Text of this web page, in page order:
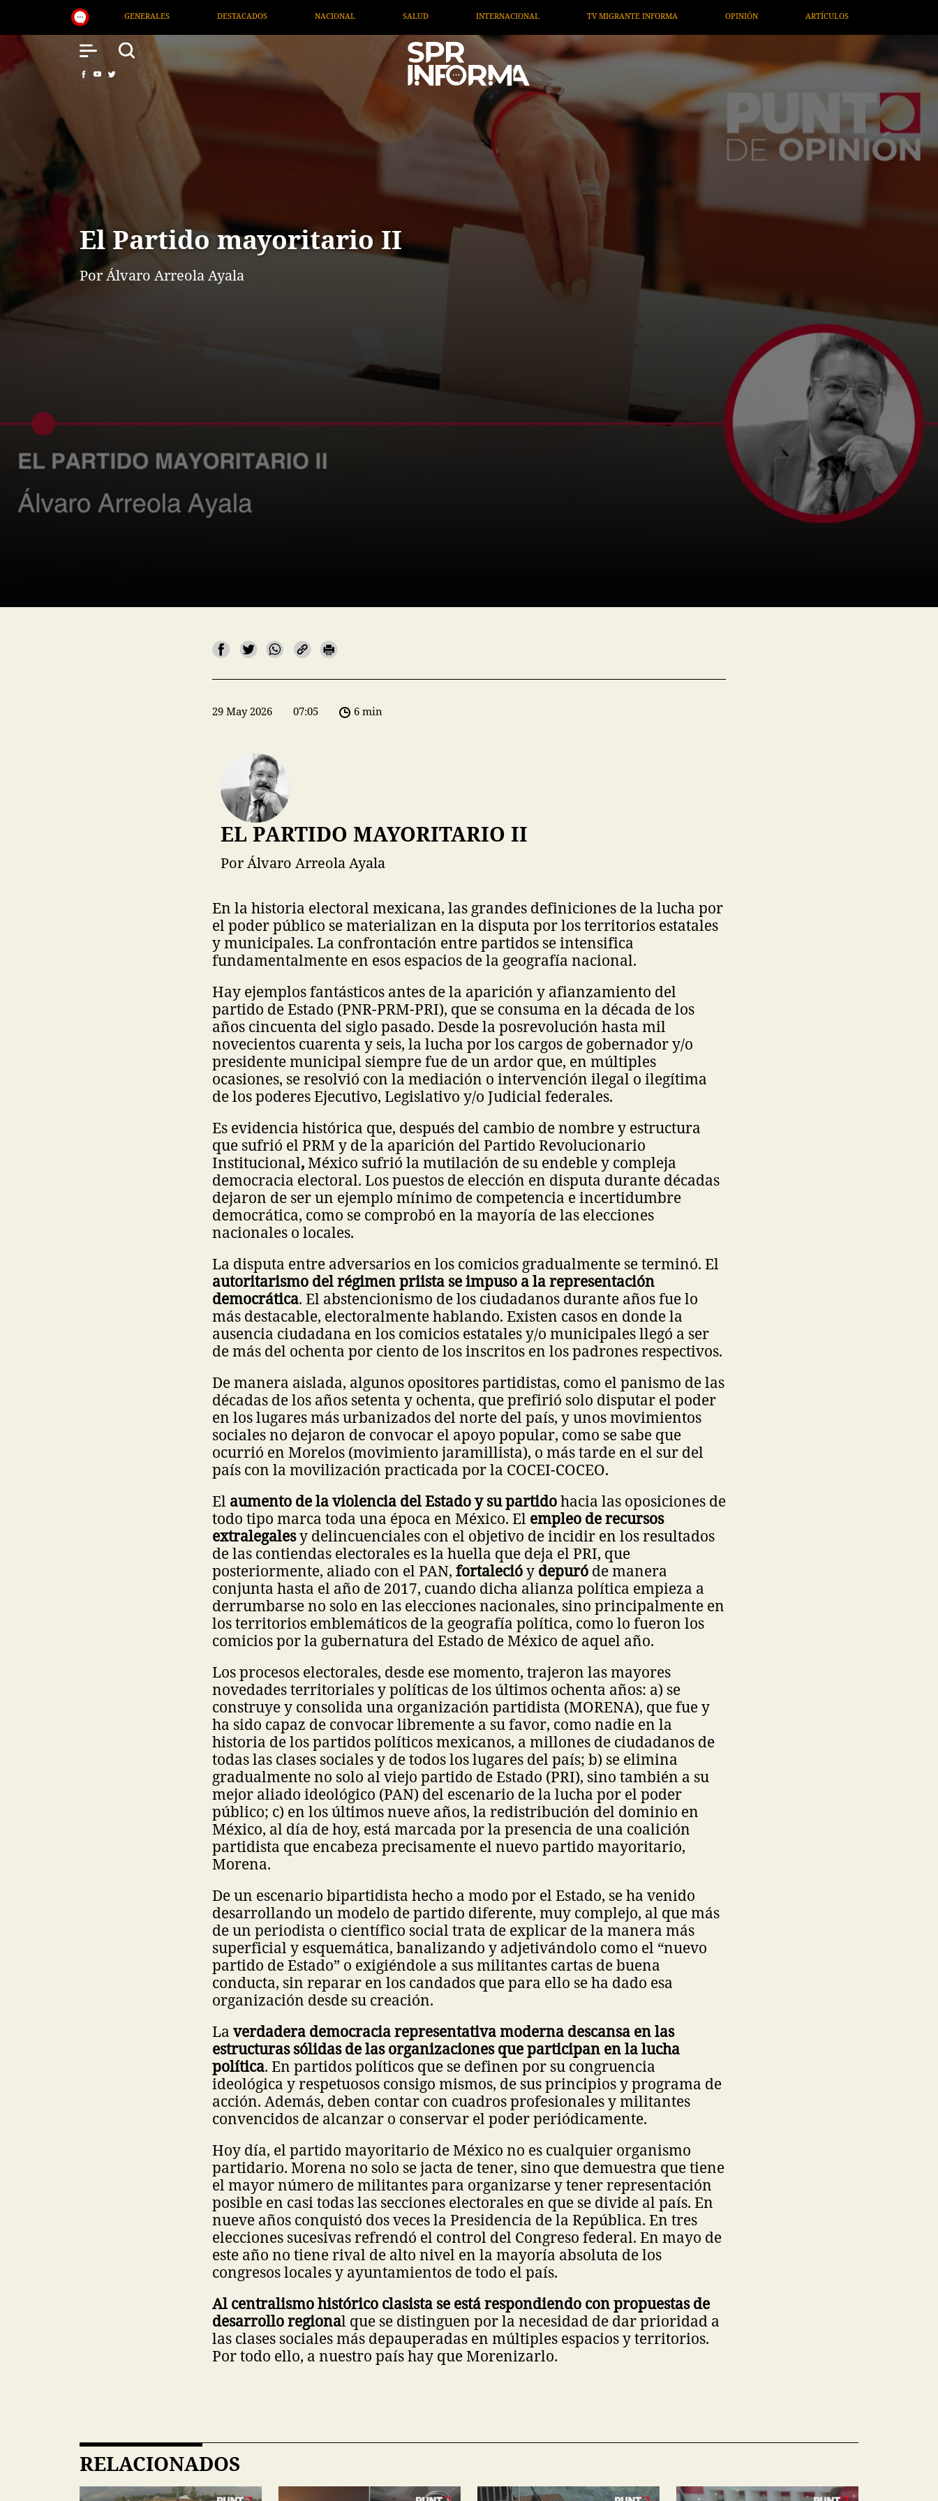
DESTACADOS NACIONAL SALUD INTERNACIONAL TV MIGRANTE INFORMA ARTÍCULOS ARTE / ENTRETENIMIENTO
El Partido mayoritario II
Por Álvaro Arreola Ayala
29 May 2026 07:05 6 min
EL PARTIDO MAYORITARIO II
Por Álvaro Arreola Ayala
En la historia electoral mexicana, las grandes definiciones de la lucha por
el poder público se materializan en la disputa por los territorios estatales
y municipales. La confrontación entre partidos se intensifica
fundamentalmente en esos espacios de la geografía nacional.
Hay ejemplos fantásticos antes de la aparición y afianzamiento del
partido de Estado (PNR-PRM-PRI), que se consuma en la década de los
años cincuenta del siglo pasado. Desde la posrevolución hasta mil
novecientos cuarenta y seis, la lucha por los cargos de gobernador y/o
presidente municipal siempre fue de un ardor que, en múltiples
ocasiones, se resolvió con la mediación o intervención ilegal o ilegítima
de los poderes Ejecutivo, Legislativo y/o Judicial federales.
Es evidencia histórica que, después del cambio de nombre y estructura
que sufrió el PRM y de la aparición del Partido Revolucionario
Institucional,México sufrió la mutilación de su endeble y compleja
democracia electoral. Los puestos de elección en disputa durante décadas
dejaron de ser un ejemplo mínimo de competencia e incertidumbre
democrática, como se comprobó en la mayoría de las elecciones
nacionales o locales.
La disputa entre adversarios en los comicios gradualmente se terminó. El
autoritarismo del régimen priista se impuso a la representación
democrática. El abstencionismo de los ciudadanos durante años fue lo
más destacable, electoralmente hablando. Existen casos en donde la
ausencia ciudadana en los comicios estatales y/o municipales llegó a ser
de más del ochenta por ciento de los inscritos en los padrones respectivos.
De manera aislada, algunos opositores partidistas, como el panismo de las
décadas de los años setenta y ochenta, que prefirió solo disputar el poder
en los lugares más urbanizados del norte del país, y unos movimientos
sociales no dejaron de convocar el apoyo popular, como se sabe que
ocurrió en Morelos (movimiento jaramillista), o más tarde en el sur del
país con la movilización practicada por la COCEI-COCEO.
El aumento de la violencia del Estado y su partidohacia las oposiciones de
todo tipo marca toda una época en México. El empleo de recursos
extralegalesy delincuenciales con el objetivo de incidir en los resultados
de las contiendas electorales es la huella que deja el PRI, que
posteriormente, aliado con el PAN, fortalecióy depuró de manera
conjunta hasta el año de 2017, cuando dicha alianza política empieza a
derrumbarse no solo en las elecciones nacionales, sino principalmente en
los territorios emblemáticos de la geografía política, como lo fueron los
comicios por la gubernatura del Estado de México de aquel año.
Los procesos electorales, desde ese momento, trajeron las mayores
novedades territoriales y políticas de los últimos ochenta años: a) se
construye y consolida una organización partidista (MORENA), que fue y
ha sido capaz de convocar libremente a su favor, como nadie en la
historia de los partidos políticos mexicanos, a millones de ciudadanos de
todas las clases sociales y de todos los lugares del país; b) se elimina
gradualmente no solo al viejo partido de Estado (PRI), sino también a su
mejor aliado ideológico (PAN) del escenario de la lucha por el poder
público; c) en los últimos nueve años, la redistribución del dominio en
México, al día de hoy, está marcada por la presencia de una coalición
partidista que encabeza precisamente el nuevo partido mayoritario,
Morena.
De un escenario bipartidista hecho a modo por el Estado, se ha venido
desarrollando un modelo de partido diferente, muy complejo, al que más
de un periodista o científico social trata de explicar de la manera más
superficial y esquemática, banalizando y adjetivándolo como el “nuevo
partido de Estado” o exigiéndole a sus militantes cartas de buena
conducta, sin reparar en los candados que para ello se ha dado esa
organización desde su creación.
La verdadera democracia representativa moderna descansa en las
estructuras sólidas de las organizaciones que participan en la lucha
política. En partidos políticos que se definen por su congruencia
ideológica y respetuosos consigo mismos, de sus principios y programa de
acción. Además, deben contar con cuadros profesionales y militantes
convencidos de alcanzar o conservar el poder periódicamente.
Hoy día, el partido mayoritario de México no es cualquier organismo
partidario. Morena no solo se jacta de tener, sino que demuestra que tiene
el mayor número de militantes para organizarse y tener representación
posible en casi todas las secciones electorales en que se divide al país. En
nueve años conquistó dos veces la Presidencia de la República. En tres
elecciones sucesivas refrendó el control del Congreso federal. En mayo de
este año no tiene rival de alto nivel en la mayoría absoluta de los
congresos locales y ayuntamientos de todo el país.
Al centralismo histórico clasista se está respondiendo con propuestas de
desarrollo regional que se distinguen por la necesidad de dar prioridad a
las clases sociales más depauperadas en múltiples espacios y territorios.
Por todo ello, a nuestro país hay que Morenizarlo.
RELACIONADOS